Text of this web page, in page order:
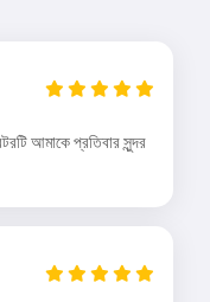
আমাকে প্রতিবার সুন্দর